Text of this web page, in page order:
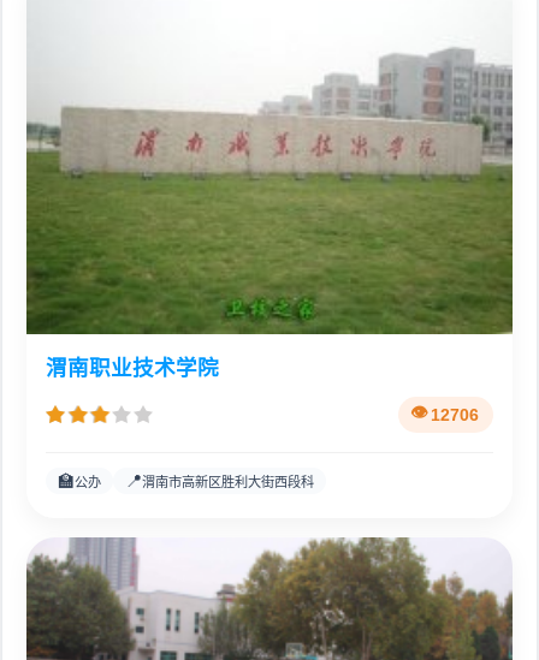
渭南职业技术学院
12706
🏫公办 📍渭南市高新区胜利大街西段科